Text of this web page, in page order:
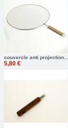
couvercle anti projection...
5,80 €